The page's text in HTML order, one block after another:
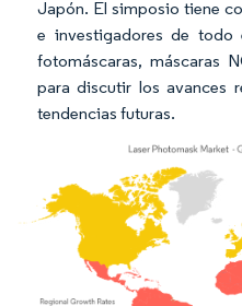
Japón. El simposio tiene
e investigadores de
fotomáscaras, máscaras
para discutir los avances
tendencias futuras.